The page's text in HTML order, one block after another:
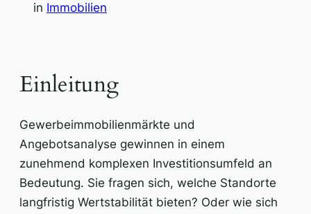
in Immobilien
Einleitung
Gewerbeimmobilienmärkte und
Angebotsanalyse gewinnen in einem
zunehmend komplexen Investitionsumfeld an
Bedeutung. Sie fragen sich, welche Standorte
langfristig Wertstabilität bieten? Oder wie sich